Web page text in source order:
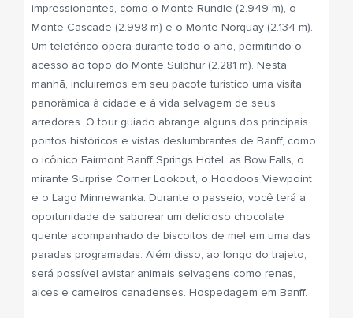
impressionantes, como o Monte Rundle (2.949 m), o
Monte Cascade (2.998 m) e o Monte Norquay (2.134 m).
Um teleférico opera durante todo o ano, permitindo o
acesso ao topo do Monte Sulphur (2.281 m). Nesta
manhã, incluiremos em seu pacote turístico uma visita
panorâmica à cidade e à vida selvagem de seus
arredores. O tour guiado abrange alguns dos principais
pontos históricos e vistas deslumbrantes de Banff, como
o icônico Fairmont Banff Springs Hotel, as Bow Falls, o
mirante Surprise Corner Lookout, o Hoodoos Viewpoint
e o Lago Minnewanka. Durante o passeio, você terá a
oportunidade de saborear um delicioso chocolate
quente acompanhado de biscoitos de mel em uma das
paradas programadas. Além disso, ao longo do trajeto,
será possível avistar animais selvagens como renas,
alces e carneiros canadenses. Hospedagem em Banff.